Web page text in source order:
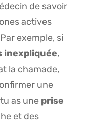
de savoir
actives
exemple, si
inexpliquée,
la chamade,
une
as une prise
et des